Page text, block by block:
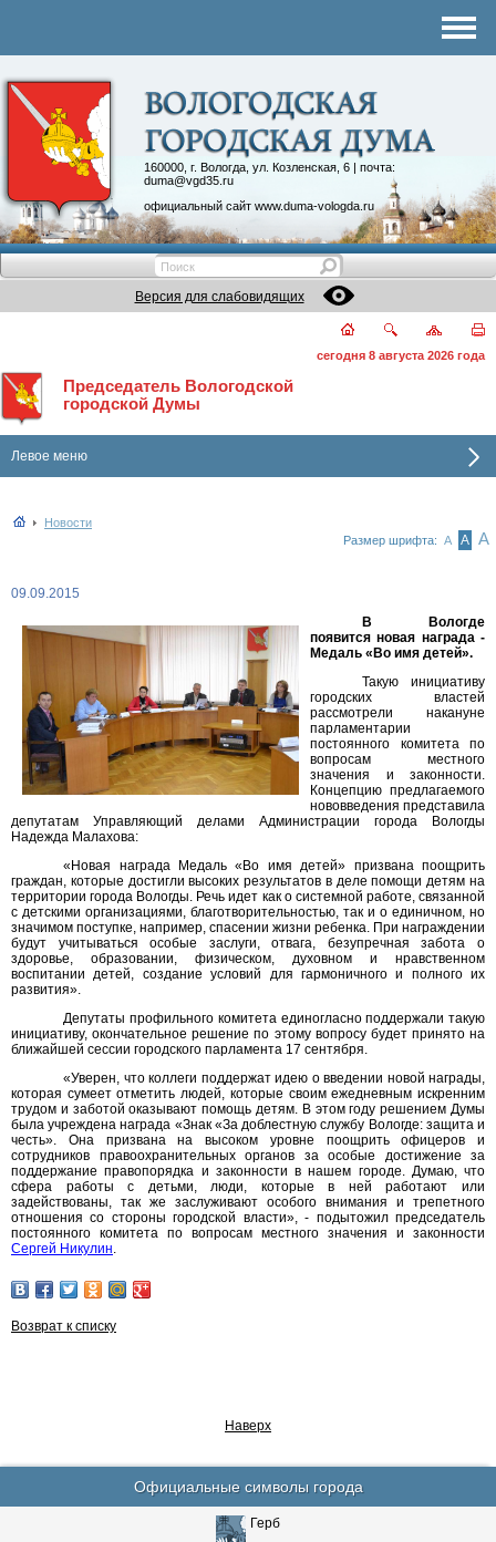
160000, г. Вологда, ул. Козленская, 6 | почта:
duma@vgd35.ru
официальный сайт www.duma-vologda.ru
Контакты
Депутатские объединения
Версия для слабовидящих
сегодня 8 августа 2026 года
Председатель Вологодской
городской Думы
Левое меню
Новости
Размер шрифта: А А А
09.09.2015
В Вологде
появится новая награда -
Медаль «Во имя детей».
Такую инициативу
городских властей
рассмотрели накануне
парламентарии
постоянного комитета по
вопросам местного
значения и законности.
Концепцию предлагаемого
нововведения представила
депутатам Управляющий делами Администрации города Вологды
Надежда Малахова:
«Новая награда Медаль «Во имя детей» призвана поощрить
граждан, которые достигли высоких результатов в деле помощи детям на
территории города Вологды. Речь идет как о системной работе, связанной
с детскими организациями, благотворительностью, так и о единичном, но
значимом поступке, например, спасении жизни ребенка. При награждении
будут учитываться особые заслуги, отвага, безупречная забота о
здоровье, образовании, физическом, духовном и нравственном
воспитании детей, создание условий для гармоничного и полного их
развития».
Депутаты профильного комитета единогласно поддержали такую
инициативу, окончательное решение по этому вопросу будет принято на
ближайшей сессии городского парламента 17 сентября.
«Уверен, что коллеги поддержат идею о введении новой награды,
которая сумеет отметить людей, которые своим ежедневным искренним
трудом и заботой оказывают помощь детям. В этом году решением Думы
была учреждена награда «Знак «За доблестную службу Вологде: защита и
честь». Она призвана на высоком уровне поощрить офицеров и
сотрудников правоохранительных органов за особые достижение за
поддержание правопорядка и законности в нашем городе. Думаю, что
сфера работы с детьми, люди, которые в ней работают или
задействованы, так же заслуживают особого внимания и трепетного
отношения со стороны городской власти», - подытожил председатель
постоянного комитета по вопросам местного значения и законности
Сергей Никулин.
Возврат к списку
Наверх
Официальные символы города
Герб